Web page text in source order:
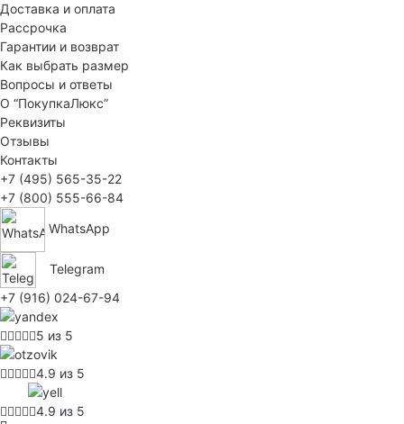
Доставка и оплата
Рассрочка
Гарантии и возврат
Как выбрать размер
Вопросы и ответы
О “ПокупкаЛюкс”
Реквизиты
Отзывы
Контакты
+7 (495) 565-35-22
+7 (800) 555-66-84
WhatsApp
Telegram
+7 (916) 024-67-94
5 из 5
4.9 из 5
4.9 из 5